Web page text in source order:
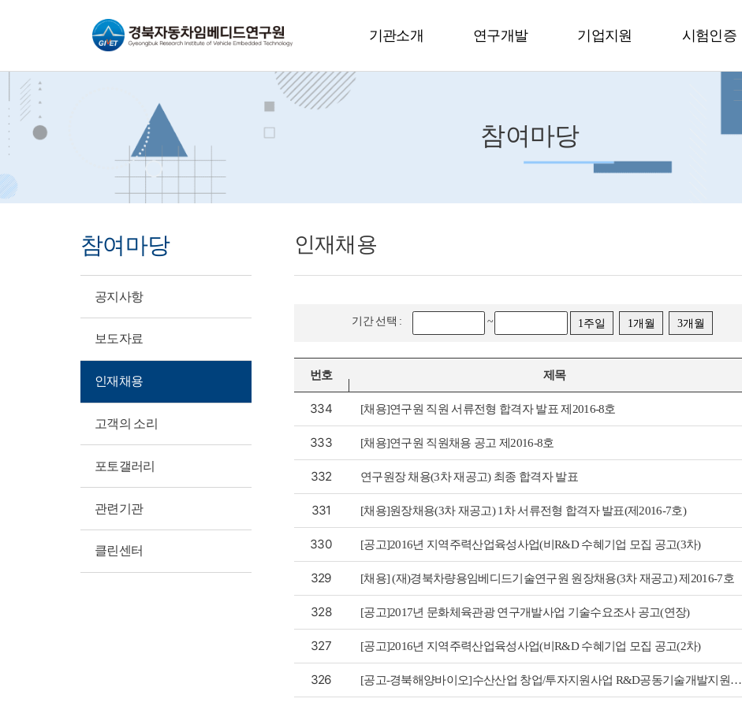
기관소개 연구개발 기업지원 시험인증
참여마당
참여마당
공지사항
보도자료
인재채용
고객의 소리
포토갤러리
관련기관
클린센터
인재채용
기간 선택 : ~ 1주일 1개월 3개월
번호 제목
334 [채용]연구원 직원 서류전형 합격자 발표 제2016-8호
333 [채용]연구원 직원채용 공고 제2016-8호
332 연구원장 채용(3차 재공고) 최종 합격자 발표
331 [채용]원장채용(3차 재공고) 1차 서류전형 합격자 발표(제2016-7호)
330 [공고]2016년 지역주력산업육성사업(비R&D 수혜기업 모집 공고(3차)
329 [채용] (재)경북차량용임베디드기술연구원 원장채용(3차 재공고) 제2016-7호
328 [공고]2017년 문화체육관광 연구개발사업 기술수요조사 공고(연장)
327 [공고]2016년 지역주력산업육성사업(비R&D 수혜기업 모집 공고(2차)
326 [공고-경북해양바이오]수산산업 창업/투자지원사업 R&D공동기술개발지원사업 및 비R&D 기업지원사업 실시 공고